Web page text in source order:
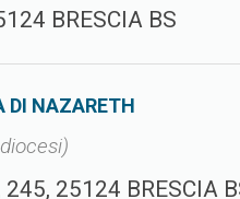
BRESCIA BS
DI NAZARETH
25124 BRESCIA